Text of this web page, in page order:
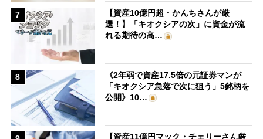
7
【資産10億円超・かんちさんが厳
選！】「キオクシアの次」に資金が流
れる期待の高…
8
《2年弱で資産17.5倍の元証券マンが
「キオクシア急落で次に狙う」5銘柄を
公開》10…
【資産11億円マック・チェリーさん厳